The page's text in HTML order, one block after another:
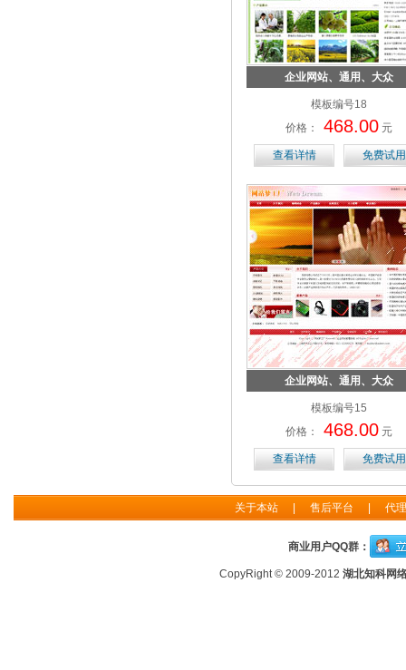
企业网站、通用、大众
模板编号18
价格：
468.00 元
查看详情 免费试用
企业网站、通用、大众
模板编号15
价格：
468.00 元
查看详情 免费试用
关于本站 售后平台 代
商业用户QQ群：
CopyRight © 2009-2012 湖北知科网